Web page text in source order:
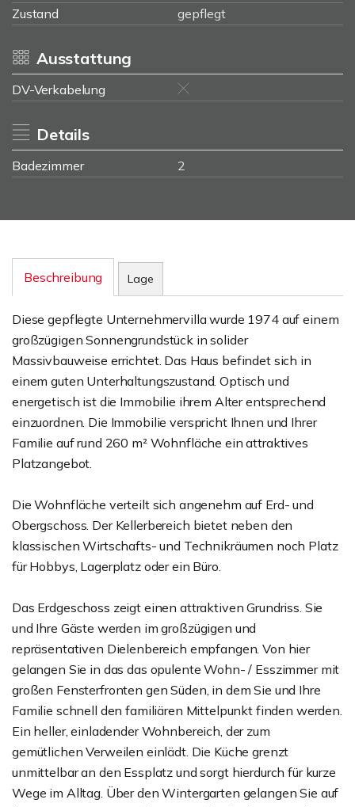
Zustand
gepflegt
Ausstattung
DV-Verkabelung
Details
Badezimmer 2
Beschreibung Lage
Diese gepflegte Unternehmervilla wurde 1974 auf einem
großzügigen Sonnengrundstück in solider
Massivbauweise errichtet. Das Haus befindet sich in
einem guten Unterhaltungszustand. Optisch und
energetisch ist die Immobilie ihrem Alter entsprechend
einzuordnen. Die Immobilie verspricht Ihnen und Ihrer
Familie auf rund 260 m² Wohnfläche ein attraktives
Platzangebot.
Die Wohnfläche verteilt sich angenehm auf Erd- und
Obergschoss. Der Kellerbereich bietet neben den
klassischen Wirtschafts- und Technikräumen noch Platz
für Hobbys, Lagerplatz oder ein Büro.
Das Erdgeschoss zeigt einen attraktiven Grundriss. Sie
und Ihre Gäste werden im großzügigen und
repräsentativen Dielenbereich empfangen. Von hier
gelangen Sie in das das opulente Wohn- / Esszimmer mit
großen Fensterfronten gen Süden, in dem Sie und Ihre
Familie schnell den familiären Mittelpunkt finden werden.
Ein heller, einladender Wohnbereich, der zum
gemütlichen Verweilen einlädt. Die Küche grenzt
unmittelbar an den Essplatz und sorgt hierdurch für kurze
Wege im Alltag. Über den Wintergarten gelangen Sie auf